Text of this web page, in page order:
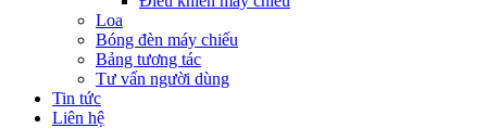
Loa
Bóng đèn máy chiếu
Bảng tương tác
Tư vấn người dùng
Tin tức
Liên hệ